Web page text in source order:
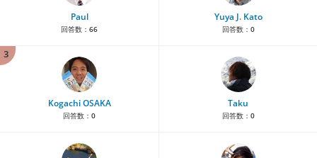
Paul
回答数： 66
Yuya J. Kato
回答数： 0
3
Kogachi OSAKA
回答数： 0
Taku
回答数： 0